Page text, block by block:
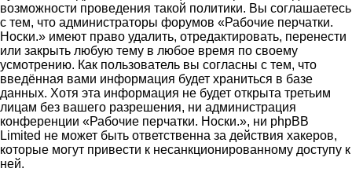
возможности проведения такой политики. Вы соглашаетесь
с тем, что администраторы форумов «Рабочие перчатки.
Носки.» имеют право удалить, отредактировать, перенести
или закрыть любую тему в любое время по своему
усмотрению. Как пользователь вы согласны с тем, что
введённая вами информация будет храниться в базе
данных. Хотя эта информация не будет открыта третьим
лицам без вашего разрешения, ни администрация
конференции «Рабочие перчатки. Носки.», ни phpBB
Limited не может быть ответственна за действия хакеров,
которые могут привести к несанкционированному доступу к
ней.